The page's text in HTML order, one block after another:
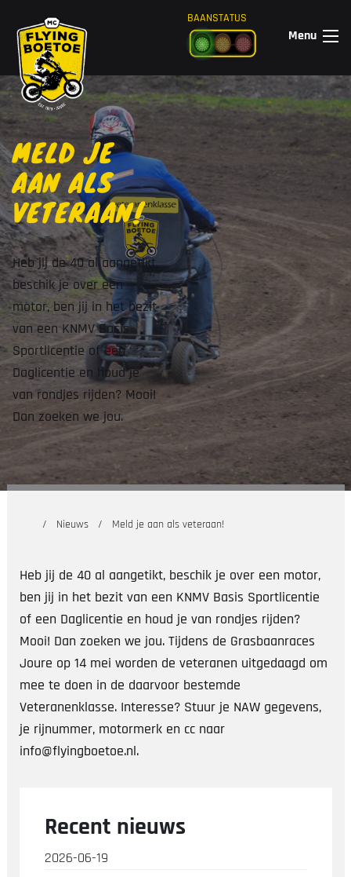
BAANSTATUS
Menu
MELD JE
AAN ALS
VETERAAN!
Heb jij de 40 al aangetikt,
beschik je over een
motor, ben jij in het bezit
van een KNMV Basis
Sportlicentie of een
Daglicentie en houd je
van rondjes rijden? Mooi!
Dan zoeken we jou.
Nieuws Meld je aan als veteraan!
Heb jij de 40 al aangetikt, beschik je over een motor,
ben jij in het bezit van een KNMV Basis Sportlicentie
of een Daglicentie en houd je van rondjes rijden?
Mooi! Dan zoeken we jou. Tijdens de Grasbaanraces
Joure op 14 mei worden de veteranen uitgedaagd om
mee te doen in de daarvoor bestemde
Veteranenklasse. Interesse? Stuur je NAW gegevens,
je rijnummer, motormerk en cc naar
info@flyingboetoe.nl.
Recent nieuws
2026-06-19